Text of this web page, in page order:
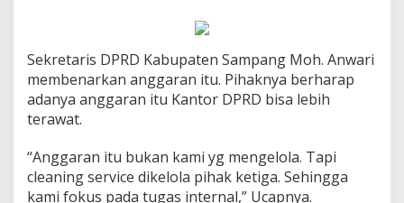
Sekretaris DPRD Kabupaten Sampang Moh. Anwari
membenarkan anggaran itu. Pihaknya berharap
adanya anggaran itu Kantor DPRD bisa lebih
terawat.
“Anggaran itu bukan kami yg mengelola. Tapi
cleaning service dikelola pihak ketiga. Sehingga
kami fokus pada tugas internal,” Ucapnya.